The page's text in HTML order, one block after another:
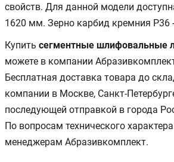
свойств. Для данной модели
1620 мм. Зерно карбид кремния Р36
Купить сегментные шлифовальные
можете в компании
Бесплатная доставка товара до
компании в Москве, Санкт-
последующей отправкой в города
По вопросам технического
менеджерам Абразивкомплект.